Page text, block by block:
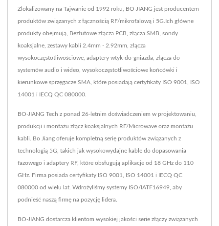
Zlokalizowany na Tajwanie od 1992 roku, BO-JIANG jest producentem
produktów związanych z łącznością RF/mikrofalową i 5G.Ich główne
produkty obejmują, Bezłutowe złącza PCB, złącza SMB, sondy
koaksjalne, zestawy kabli 2.4mm - 2.92mm, złącza
wysokoczęstotliwościowe, adaptery wtyk-do-gniazda, złącza do
systemów audio i wideo, wysokoczęstotliwościowe końcówki i
kierunkowe sprzęgacze SMA, które posiadają certyfikaty ISO 9001, ISO
14001 i IECQ QC 080000.
BO-JIANG Tech z ponad 26-letnim doświadczeniem w projektowaniu,
produkcji i montażu złącz koaksjalnych RF/Microwave oraz montażu
kabli. Bo Jiang oferuje kompletną serię produktów związanych z
technologią 5G, takich jak wysokowydajne kable do dopasowania
fazowego i adaptery RF, które obsługują aplikacje od 18 GHz do 110
GHz. Firma posiada certyfikaty ISO 9001, ISO 14001 i IECQ QC
080000 od wielu lat. Wdrożyliśmy systemy ISO/IATF16949, aby
podnieść naszą firmę na pozycję lidera.
BO-JIANG dostarcza klientom wysokiej jakości serie złączy związanych